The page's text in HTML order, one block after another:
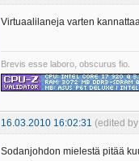
Virtuaalilaneja varten
Brevis esse laboro, obscurus fio.
16.03.2010 16:02:31 (edited
Sodanjohdon mielestä pitää